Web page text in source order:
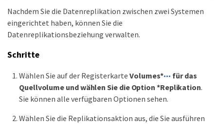
Nachdem Sie die Datenreplikation zwischen zwei Systemen
eingerichtet haben, können Sie die
Datenreplikationsbeziehung verwalten.
Schritte
Wählen Sie auf der Registerkarte Volumes*
für das
Quellvolume und wählen Sie die Option *Replikation.
Sie können alle verfügbaren Optionen sehen.
Wählen Sie die Replikationsaktion aus, die Sie ausführen